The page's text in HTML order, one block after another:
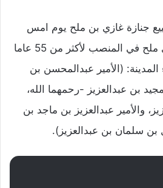
جنازة غازي بن ملح يوم امس
الثلاثاء, حيث شغل غازي ملح في المنصب لأكثر من 55 عاما
(الأمير عبدالمحسن بن
بن عبدالعزيز -رحمهما الله،
والأمير عبدالعزيز بن ماجد بن
بن سلمان بن عبدالعزيز).